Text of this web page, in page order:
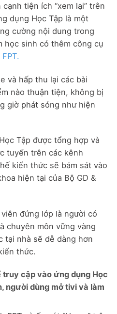
cạnh tiện ích “xem lại” trên
dụng Học Tập là một
cường nội dung trong
học sinh có thêm công cụ
và hấp thu lại các bài
nào thuận tiện, không bị
giờ phát sóng như hiện
Tập được tổng hợp và
tuyến trên các kênh
kiến thức sẽ bám sát vào
hiện tại của Bộ GD &
đứng lớp là người có
chuyên môn vững vàng
tại nhà sẽ dễ dàng hơn
thức.
cập vào ứng dụng Học
người dùng mở tivi và làm